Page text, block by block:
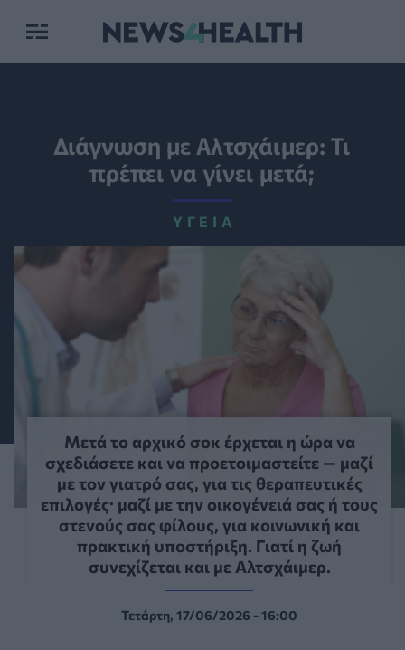
Διάγνωση με Αλτσχάιμερ: Τι
πρέπει να γίνει μετά;
ΥΓΕΊΑ
Μετά το αρχικό σοκ έρχεται η ώρα να
σχεδιάσετε και να προετοιμαστείτε — μαζί
με τον γιατρό σας, για τις θεραπευτικές
επιλογές· μαζί με την οικογένειά σας ή τους
στενούς σας φίλους, για κοινωνική και
πρακτική υποστήριξη. Γιατί η ζωή
συνεχίζεται και με Αλτσχάιμερ.
Τετάρτη, 17/06/2026 - 16:00